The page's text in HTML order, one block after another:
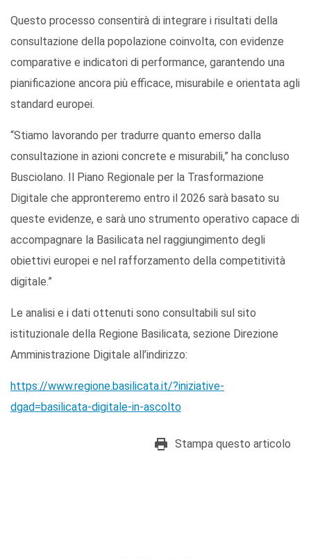
Questo processo consentirà di integrare i risultati della
consultazione della popolazione coinvolta, con evidenze
comparative e indicatori di performance, garantendo una
pianificazione ancora più efficace, misurabile e orientata agli
standard europei.
“Stiamo lavorando per tradurre quanto emerso dalla
consultazione in azioni concrete e misurabili,” ha concluso
Busciolano. Il Piano Regionale per la Trasformazione
Digitale che appronteremo entro il 2026 sarà basato su
queste evidenze, e sarà uno strumento operativo capace di
accompagnare la Basilicata nel raggiungimento degli
obiettivi europei e nel rafforzamento della competitività
digitale.”
Le analisi e i dati ottenuti sono consultabili sul sito
istituzionale della Regione Basilicata, sezione Direzione
Amministrazione Digitale all’indirizzo:
https://www.regione.basilicata.it/?iniziative-
dgad=basilicata-digitale-in-ascolto
Stampa questo articolo